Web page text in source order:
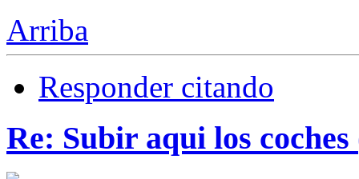
Arriba
Responder citando
Re: Subir aqui los